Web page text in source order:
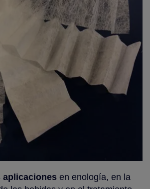
aplicaciones en enología, en la